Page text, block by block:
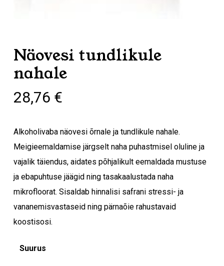
Näovesi tundlikule
nahale
28,76 €
Alkoholivaba näovesi õrnale ja tundlikule nahale.
Meigieemaldamise järgselt naha puhastmisel oluline ja
vajalik täiendus, aidates põhjalikult eemaldada mustuse
ja ebapuhtuse jäägid ning tasakaalustada naha
mikrofloorat. Sisaldab hinnalisi safrani stressi- ja
vananemisvastaseid ning pärnaõie rahustavaid
koostisosi.
Suurus